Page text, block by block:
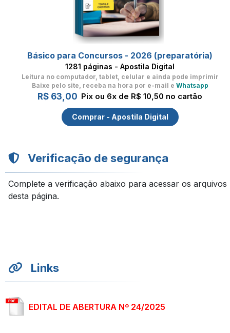
Básico para Concursos - 2026 (preparatória)
1281 páginas - Apostila Digital
Leitura no computador, tablet, celular e ainda pode imprimir
Baixe pelo site, receba na hora por e-mail e Whatsapp
R$ 63,00 Pix ou 6x de R$ 10,50 no cartão
Comprar - Apostila Digital
Verificação de segurança
Complete a verificação abaixo para acessar os arquivos
desta página.
Links
EDITAL DE ABERTURA Nº 24/2025